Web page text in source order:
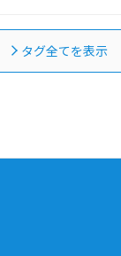
タグ全てを表示